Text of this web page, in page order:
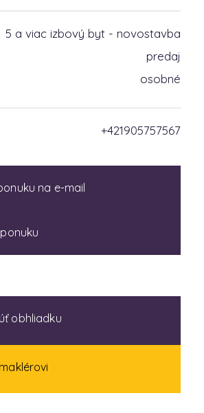
5 a viac izbový byt - novostavba
predaj
osobné
+421905757567
na e-mail
obhliadku